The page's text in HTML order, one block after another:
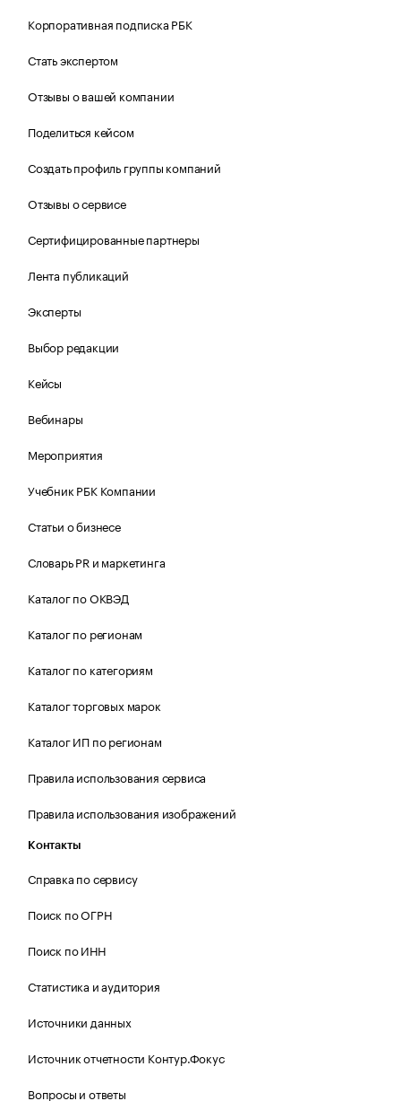
Корпоративная подписка РБК
Стать экспертом
Отзывы о вашей компании
Поделиться кейсом
Создать профиль группы компаний
Отзывы о сервисе
Сертифицированные партнеры
Лента публикаций
Эксперты
Выбор редакции
Кейсы
Вебинары
Мероприятия
Учебник РБК Компании
Статьи о бизнесе
Словарь PR и маркетинга
Каталог по ОКВЭД
Каталог по регионам
Каталог по категориям
Каталог торговых марок
Каталог ИП по регионам
Правила использования сервиса
Правила использования изображений
Контакты
Справка по сервису
Поиск по ОГРН
Поиск по ИНН
Статистика и аудитория
Источники данных
Источник отчетности Контур.Фокус
Вопросы и ответы